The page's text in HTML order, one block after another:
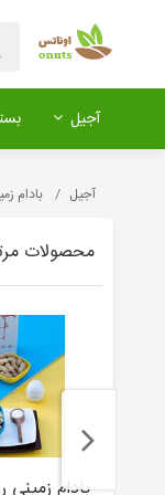
آجیل
آجیل بادام
محصولات